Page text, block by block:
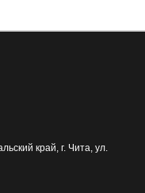
край, г. Чита, ул.